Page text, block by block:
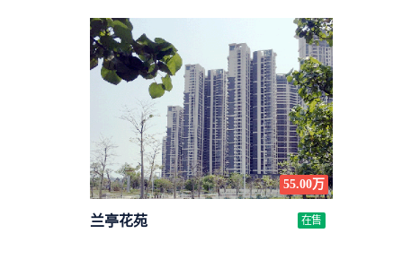
55.00万
兰亭花苑 在售